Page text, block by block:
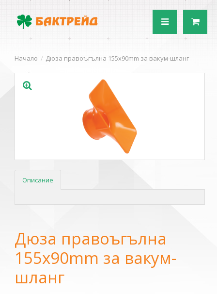
Начало Дюза правоъгълна 155x90mm за вакум-шланг
Описание
Дюза правоъгълна
155x90mm за вакум-
шланг